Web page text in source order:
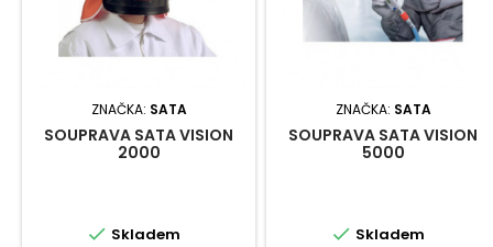
ZNAČKA: SATA
SOUPRAVA SATA VISION
2000
 Skladem
ZNAČKA: SATA
SOUPRAVA SATA VISION
5000
 Skladem